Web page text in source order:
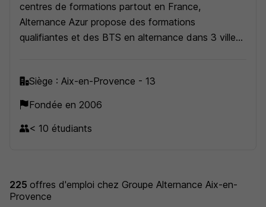
centres de formations partout en France,
Alternance Azur propose des formations
qualifiantes et des BTS en alternance dans 3 villes
Siège : Aix-en-Provence - 13
Fondée en 2006
< 10 étudiants
225 offres d'emploi chez Groupe Alternance Aix-en-
Provence